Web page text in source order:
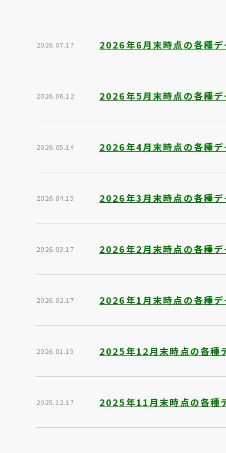
2026.07.17 2026年6月末時点の各種デ
2026.06.12 2026年5月末時点の各種デ
2026.05.14 2026年4月末時点の各種デ
2026.04.15 2026年3月末時点の各種デ
2026.03.17 2026年2月末時点の各種デ
2026.02.17 2026年1月末時点の各種デ
2026.01.15 2025年12月末時点の各種
2025.12.17 2025年11月末時点の各種